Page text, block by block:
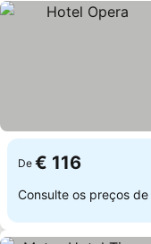
De € 116
Consulte os preços de